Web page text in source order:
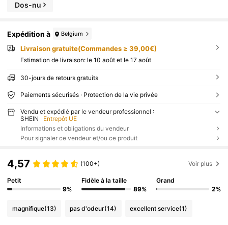
Dos-nu
Expédition à Belgium
Livraison gratuite(Commandes ≥ 39,00€)
Estimation de livraison: le 10 août et le 17 août
30-jours de retours gratuits
Paiements sécurisés · Protection de la vie privée
Vendu et expédié par le vendeur professionnel :
SHEIN
Entrepôt UE
Informations et obligations du vendeur
Pour signaler ce vendeur et/ou ce produit
4,57 (100+) Voir plus
Petit
9%
Fidèle à la taille
89%
Grand
2%
magnifique(13) pas d'odeur(14) excellent service(1)